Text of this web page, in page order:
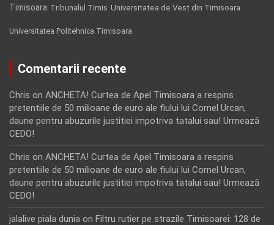
Timisoara Tribunalul Timis Universitatea de Vest din Timisoara
Universitatea Politehnica Timisoara
Comentarii recente
Chris on ANCHETA! Curtea de Apel Timisoara a respins
pretentiile de 50 milioane de euro ale fiului lui Cornel Urcan,
daune pentru abuzurile justitiei impotriva tatalui sau! Urmează
CEDO!
Chris on ANCHETA! Curtea de Apel Timisoara a respins
pretentiile de 50 milioane de euro ale fiului lui Cornel Urcan,
daune pentru abuzurile justitiei impotriva tatalui sau! Urmează
CEDO!
jalalive piala dunia on Filtru rutier pe strazile Timisoarei: 128 de